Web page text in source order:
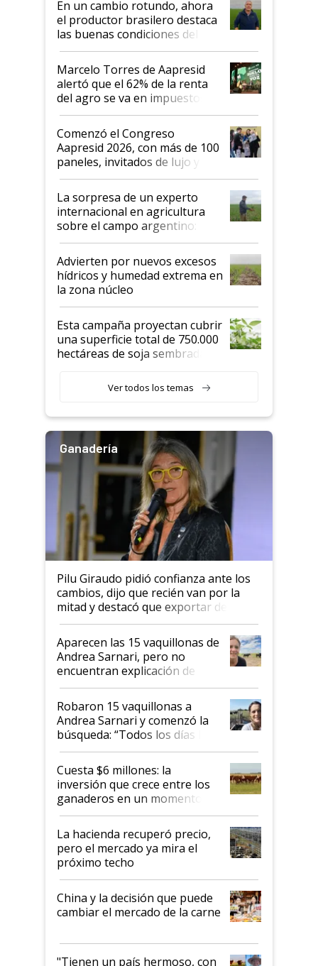
sistema productivo"
En un cambio rotundo, ahora
el productor brasilero destaca
las buenas condiciones del
agro argentino para invertir:
"Los veo más motivados"
Marcelo Torres de Aapresid
alertó que el 62% de la renta
del agro se va en impuestos:
"No es bueno que en
Argentina se sigan discutiendo
las mismas cosas de hace 50
años"
Comenzó el Congreso
Aapresid 2026, con más de 100
paneles, invitados de lujo y
todas las tendencias
La sorpresa de un experto
internacional en agricultura
sobre el campo argentino:
"Estoy muy impresionado"
Advierten por nuevos excesos
hídricos y humedad extrema en
la zona núcleo
Esta campaña proyectan cubrir
una superficie total de 750.000
hectáreas de soja sembradas
variedades que marcan un
salto tecnológico en genética y
Ver todos los temas
Ganadería
Pilu Giraudo pidió confianza ante los
cambios, dijo que recién van por la
mitad y destacó que exportar dejó de
ser "para unos pocos": "Tenemos un
mandato muy claro del gobierno
nacional"
Aparecen las 15 vaquillonas de
Andrea Sarnari, pero no
encuentran explicación de
cómo llegaron allí
Robaron 15 vaquillonas a
Andrea Sarnari y comenzó la
búsqueda: “Todos los días le
toca a algún productor”
Cuesta $6 millones: la
inversión que crece entre los
ganaderos en un momento
histórico para la actividad
La hacienda recuperó precio,
pero el mercado ya mira el
próximo techo
China y la decisión que puede
cambiar el mercado de la carne
"Tienen un país hermoso, con